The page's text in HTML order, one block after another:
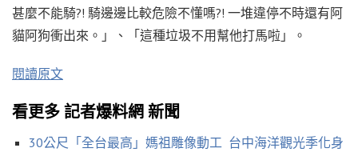
甚麼不能騎?! 騎邊邊比較危險不懂嗎?! 一堆違停不時還有阿
貓阿狗衝出來。」、「這種垃圾不用幫他打馬啦」。
閱讀原文
看更多 記者爆料網 新聞
30公尺「全台最高」媽祖雕像動工 台中海洋觀光季化身